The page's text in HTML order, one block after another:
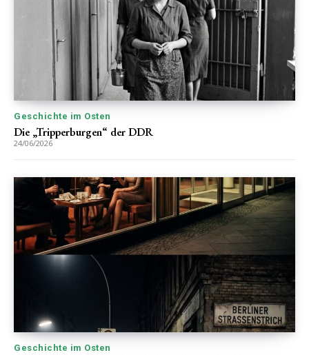
Geschichte im Osten
Die „Tripperburgen“ der DDR
24/06/2026
Geschichte im Osten